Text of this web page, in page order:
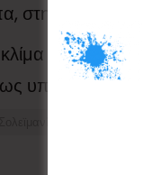
στη θέση του
έντονης
να